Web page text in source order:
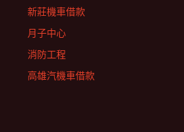
新莊機車借款
月子中心
消防工程
高雄汽機車借款